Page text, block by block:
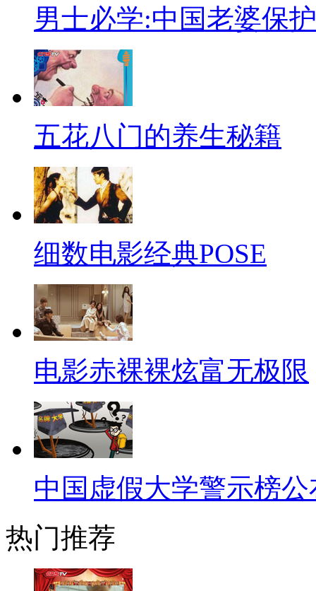
【口播】其实国宏觉得，夫
的变迁，怕老婆也不再和没本
是对老婆温柔体贴，所以，男
爱吧！
【呱呱来吐槽】
小明同学是个实在人，一天
名。”小明听后马上来到了文具
【假乞丐穿帮】
近日，在山西太原一商业街
称家里遭火灾，父亲精神失常
亲竟不需搀扶照顾。记者上前
你名字了吗？都像你这样不乱
到底这世界是乱了还是乱了呢
【公鸡中的“战斗鸡”】
醉了的呱呱再给大家说个事
点另类，说它是母鸡吧，它长
可要说它是公鸡吧，它却会下
今，这只鸡已经成为了村里的
男士必学:中国老婆保
五花八门的养生秘籍
细数电影经典POSE
电影赤裸裸炫富无极限
中国虚假大学警示榜公
热门推荐